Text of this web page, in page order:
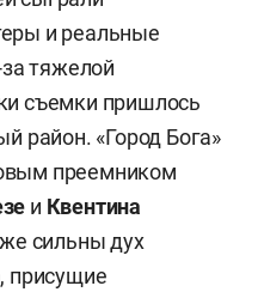
и реальные
тяжелой
съемки пришлось
район. «Город Бога»
преемником
и Квентина
сильны дух
присущие